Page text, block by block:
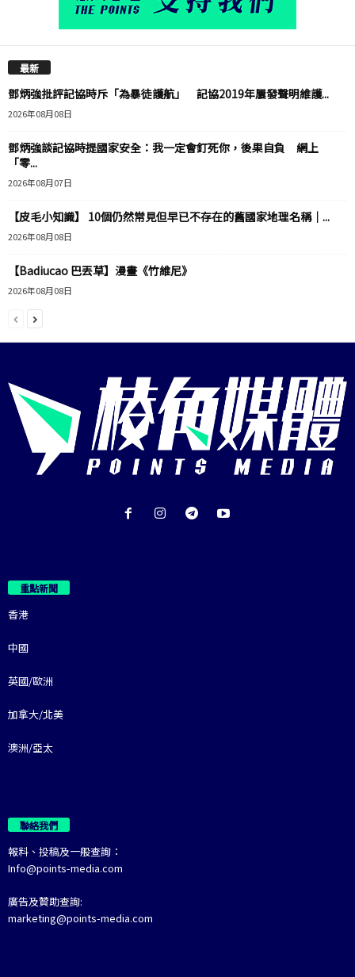
最新
鄧炳強批評記協時斥「為暴徒護航」 記協2019年屢發聲明維護...
2026年08月08日
鄧炳強談記協時提國家安全：我一定會釘死你，後果自負 網上
「零...
2026年08月07日
【皮毛小知識】 10個仍然常見但早已不存在的舊國家地理名稱｜...
2026年08月08日
【Badiucao 巴丟草】漫畫《竹維尼》
2026年08月08日
重點新聞
香港
中國
英國/歐洲
加拿大/北美
澳洲/亞太
聯絡我們
報料、投稿及一般查詢：
Info@points-media.com
廣告及贊助查詢:
marketing@points-media.com